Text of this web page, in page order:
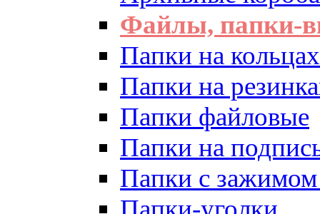
Файлы, папки-
Папки на кольцах
Папки на
Папки файловые
Папки на
Папки с